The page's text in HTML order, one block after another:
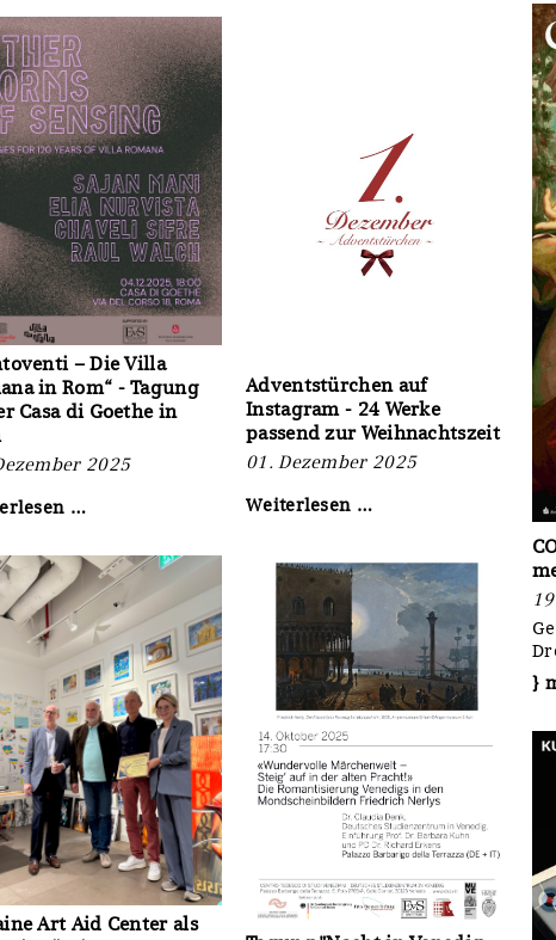
des
Chiaroscuro-
Holzschnitts
frohe
Weihnachten
und
einen
guten
Rutsch
ins
neue
Jahr!
– Die Villa
in Rom“ - Tagung
Casa di Goethe in
2025
…„Centoventi
Die
Villa
Romana
in
Rom“
-
Tagung
in
der
Casa
di
Goethe
in
Rom
Adventstürchen auf
Instagram - 24 Werke
passend zur Weihnachtszeit
01. Dezember 2025
Weiterlesen …Adventstürchen
-
Werke
passend
zur
Weihnachtszeit
Art Aid Center als
}